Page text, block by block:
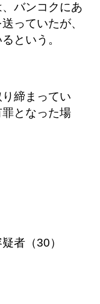
バンコクにあ
っていたが、
という。
締まってい
となった場
者（30）